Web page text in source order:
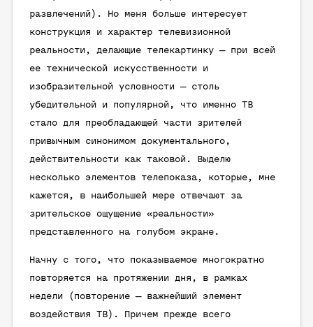
развлечений). Но меня больше интересует
конструкция и характер телевизионной
реальности, делающие телекартинку — при всей
ее технической искусственности и
изобразительной условности — столь
убедительной и популярной, что именно ТВ
стало для преобладающей части зрителей
привычным синонимом документального,
действительности как таковой. Выделю
несколько элементов телепоказа, которые, мне
кажется, в наибольшей мере отвечают за
зрительское ощущение «реальности»
представленного на голубом экране.
Начну с того, что показываемое многократно
повторяется на протяжении дня, в рамках
недели (повторение — важнейший элемент
воздействия ТВ). Причем прежде всего